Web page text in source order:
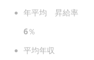
年平均 昇給率
6％
平均年収